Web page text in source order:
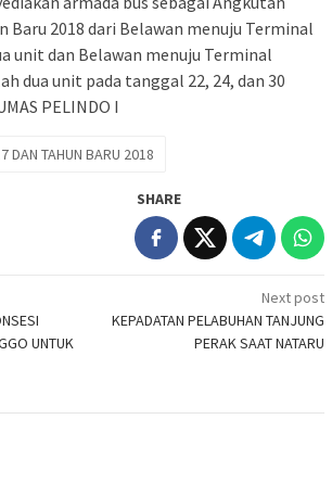
Baru 2018 dari Belawan menuju Terminal
unit dan Belawan menuju Terminal
dua unit pada tanggal 22, 24, dan 30
PELINDO I
DAN TAHUN BARU 2018
SHARE
UNTUK
Next post
KEPADATAN PELABUHAN TANJUNG
PERAK SAAT NATARU